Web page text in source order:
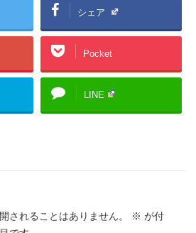
シェア
Pocket
LINE
されることはありません。 ※ が付